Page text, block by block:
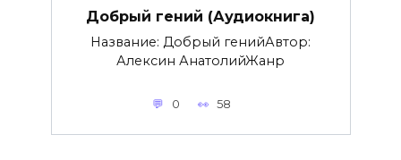
Добрый гений (Аудиокнига)
Название: Добрый генийАвтор:
Алексин АнатолийЖанр
0 58